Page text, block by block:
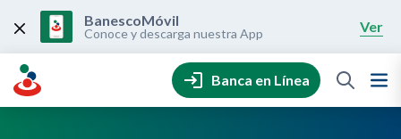
content
BanescoMóvil
Conoce y descarga nuestra App Ver
Banca en Línea